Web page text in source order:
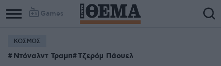
Games
ΚΟΣΜΟΣ
Ντόναλντ Τραμπ Τζερόμ Πάουελ